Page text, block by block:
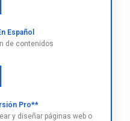
Español
de contenidos
Pro**
y diseñar páginas web o